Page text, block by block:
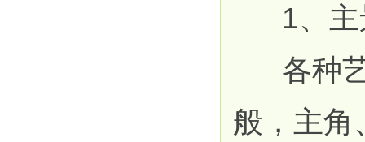
1、主
各种艺
般，主角